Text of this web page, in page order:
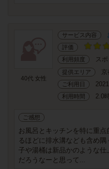
40代 女性
サービス内容
評価
利用頻度
ス
提供エリア 京
ご利用日
利用時間 2.0
ご感想
お風呂とキッチンを特に重
るほどに排水溝なども含め
子や湯桶は新品かのような
だろうなーと思って...